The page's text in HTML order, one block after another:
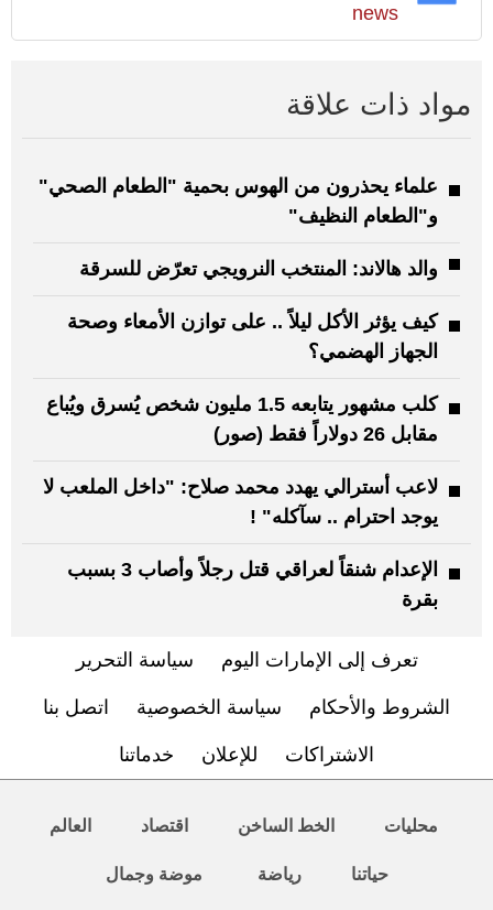
news
مواد ذات علاقة
علماء يحذرون من الهوس بحمية "الطعام الصحي"
و"الطعام النظيف"
والد هالاند: المنتخب النرويجي تعرّض للسرقة
كيف يؤثر الأكل ليلاً .. على توازن الأمعاء وصحة
الجهاز الهضمي؟
كلب مشهور يتابعه 1.5 مليون شخص يُسرق ويُباع
مقابل 26 دولاراً فقط (صور)
لاعب أسترالي يهدد محمد صلاح: "داخل الملعب لا
يوجد احترام .. سآكله" !
الإعدام شنقاً لعراقي قتل رجلاً وأصاب 3 بسبب
بقرة
تعرف إلى الإمارات اليوم سياسة التحرير
الشروط والأحكام سياسة الخصوصية اتصل بنا
الاشتراكات للإعلان خدماتنا
محليات الخط الساخن اقتصاد العالم
حياتنا رياضة موضة وجمال